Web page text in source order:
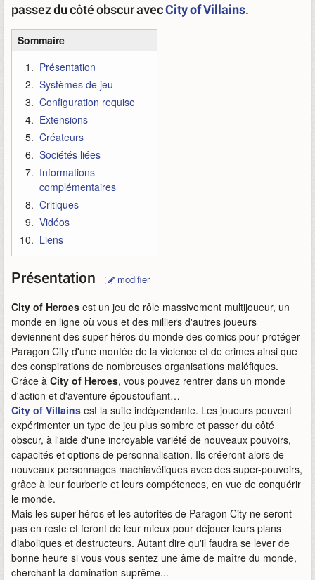
passez du côté obscur avecCity of Villains.
Sommaire
Présentation
Systèmes de jeu
Configuration requise
Extensions
Créateurs
Sociétés liées
Informations
complémentaires
Critiques
Vidéos
Liens
Présentation modifier
City of Heroes est un jeu de rôle massivement multijoueur, un
monde en ligne où vous et des milliers d'autres joueurs
deviennent des super-héros du monde des comics pour protéger
Paragon City d'une montée de la violence et de crimes ainsi que
des conspirations de nombreuses organisations maléfiques.
Grâce à City of Heroes, vous pouvez rentrer dans un monde
d'action et d'aventure époustouflant…
City of Villains est la suite indépendante. Les joueurs peuvent
expérimenter un type de jeu plus sombre et passer du côté
obscur, à l'aide d'une incroyable variété de nouveaux pouvoirs,
capacités et options de personnalisation. Ils créeront alors de
nouveaux personnages machiavéliques avec des super-pouvoirs,
grâce à leur fourberie et leurs compétences, en vue de conquérir
le monde.
Mais les super-héros et les autorités de Paragon City ne seront
pas en reste et feront de leur mieux pour déjouer leurs plans
diaboliques et destructeurs. Autant dire qu'il faudra se lever de
bonne heure si vous vous sentez une âme de maître du monde,
cherchant la domination suprême...